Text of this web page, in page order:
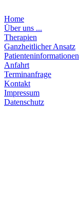
Home
Über uns ...
Therapien
Ganzheitlicher Ansatz
Patienteninformationen
Anfahrt
Terminanfrage
Kontakt
Impressum
Datenschutz